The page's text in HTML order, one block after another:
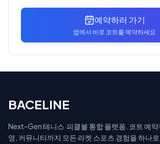
예약하러 가기
앱에서 바로 코트를 예약하세요
BACELINE
Next-Gen 테니스·피클볼 통합 플랫폼. 코트 예약
영, 커뮤니티까지 모든 라켓 스포츠 경험을 하나